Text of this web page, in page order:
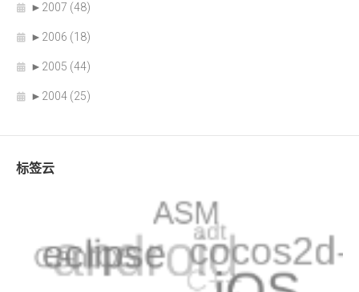
► 2007 (48)
► 2006 (18)
► 2005 (44)
► 2004 (25)
标签云